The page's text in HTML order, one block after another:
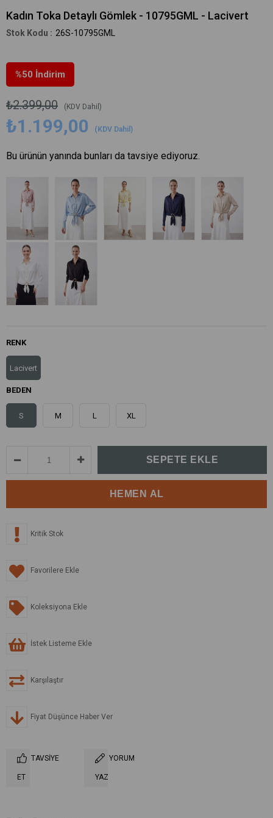
Kadın Toka Detaylı Gömlek - 10795GML - Lacivert
26S-10795GML
%50 İndirim
₺2.399,00 (KDV Dahil)
₺1.199,00 (KDV Dahil)
Bu ürünün yanında bunları da tavsiye ediyoruz.
RENK
Lacivert
BEDEN
S M L XL
Kritik Stok
Favorilere Ekle
Koleksiyona Ekle
İstek Listeme Ekle
Karşılaştır
Fiyat Düşünce Haber Ver
TAVSIYE
ET
YORUM
YAZ